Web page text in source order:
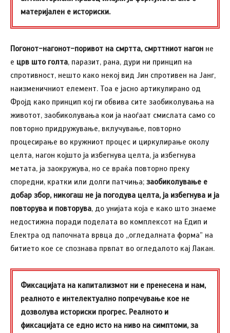
материјален е историски.
Погонот-нагонот-поривот на смртта, смрттниот нагон не
е црв што голта, паразит, рана, дури ни принцип на
спротивност, нешто како некој вид Јин спротивен на Јанг,
наизменичниот елемент. Тоа е јасно артикулирано од
Фројд како принцип кој ги обвива сите заобиколувања на
животот, заобиколувања кои ја наоѓаат смислата само со
повторно придружување, вклучување, повторно
процесирање во кружниот процес и циркулирање околу
целта, нагон којшто ја избегнува целта, jа избегнува
метата, ја заокружува, но се враќа повторно преку
споредни, кратки или долги патчиња; заобиколување е
добар збор, никогаш не ја погодува целта, ја избегнува и ја
повторува и повторува, до унијата која е како што знаеме
недостижна поради поделата во комплексот на Едип и
Електра од папочната врвца до ,,огледалната форма” на
битието кое се спознава првпат во огледалото кај Лакан.
Фиксацијата на капитализмот ни е пренесена и нам,
реалното е интелектуално попречување кое не
дозволува историски прогрес. Реалното и
фиксацијата се едно исто на ниво на симптоми, за